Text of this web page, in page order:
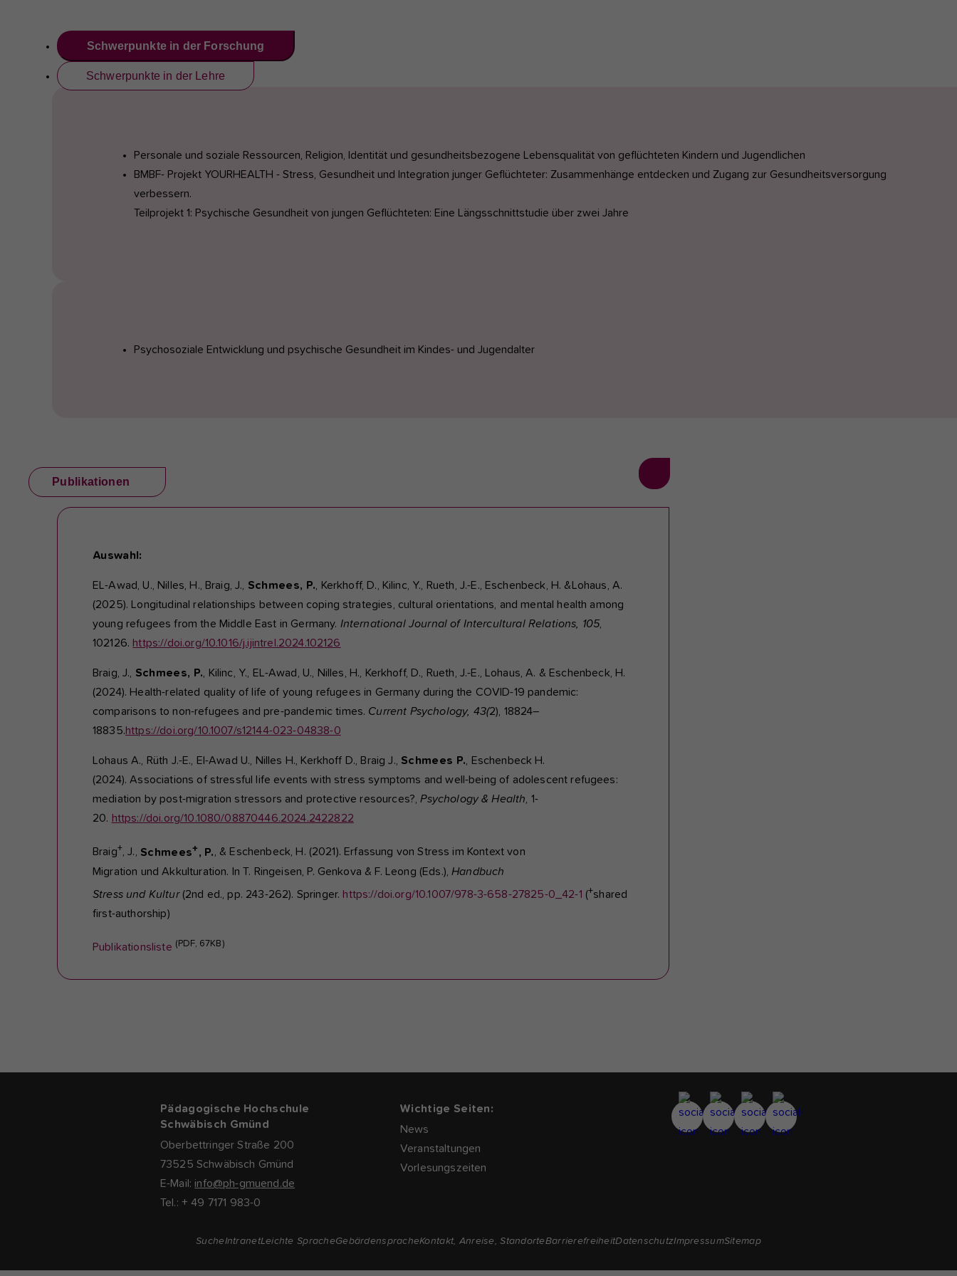
Schwerpunkte in der Forschung
Schwerpunkte in der Lehre
Personale und soziale Ressourcen, Religion, Identität und gesundheitsbezogene Lebensqualität von geflüchteten Kindern und Jugendlichen
BMBF- Projekt YOURHEALTH - Stress, Gesundheit und Integration junger Geflüchteter: Zusammenhänge entdecken und Zugang zur Gesundheitsversorgung
verbessern.
Teilprojekt 1: Psychische Gesundheit von jungen Geflüchteten: Eine Längsschnittstudie über zwei Jahre
Psychosoziale Entwicklung und psychische Gesundheit im Kindes- und Jugendalter
Publikationen
Auswahl:
EL-Awad, U., Nilles, H., Braig, J., Schmees, P., Kerkhoff, D., Kilinc, Y., Rueth, J.-E., Eschenbeck, H. &Lohaus, A.
(2025). Longitudinal relationships between coping strategies, cultural orientations, and mental health among
young refugees from the Middle East in Germany. International Journal of Intercultural Relations, 105,
102126. https://doi.org/10.1016/j.ijintrel.2024.102126
Braig, J., Schmees, P., Kilinc, Y., EL-Awad, U., Nilles, H., Kerkhoff, D., Rueth, J.-E., Lohaus, A. & Eschenbeck, H.
(2024). Health-related quality of life of young refugees in Germany during the COVID-19 pandemic:
comparisons to non-refugees and pre-pandemic times. Current Psychology, 43(2), 18824–
18835.https://doi.org/10.1007/s12144-023-04838-0
Lohaus A., Rüth J.-E., El-Awad U., Nilles H., Kerkhoff D., Braig J., Schmees P., Eschenbeck H.
(2024). Associations of stressful life events with stress symptoms and well-being of adolescent refugees:
mediation by post-migration stressors and protective resources?,Psychology & Health, 1-
20. https://doi.org/10.1080/08870446.2024.2422822
Braig+, J., Schmees+ , P., & Eschenbeck, H. (2021). Erfassung von Stress im Kontext von
Migration und Akkulturation. In T. Ringeisen, P. Genkova & F. Leong (Eds.),Handbuch
Stress und Kultur(2nd ed., pp. 243-262). Springer. https://doi.org/10.1007/978-3-658-27825-0_42-1 (+shared
first-authorship)
Publikationsliste (PDF, 67KB)
Pädagogische Hochschule
Schwäbisch Gmünd
Oberbettringer Straße 200
73525 Schwäbisch Gmünd
E-Mail: info@ph-gmuend.de
Tel.: + 49 7171 983-0
Wichtige Seiten:
News
Veranstaltungen
Vorlesungszeiten
SucheIntranetLeichte SpracheGebärdenspracheKontakt, Anreise, StandorteBarrierefreiheitDatenschutzImpressumSitemap